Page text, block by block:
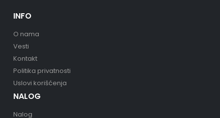
INFO
O nama
Vesti
Kontakt
Politika privatnosti
Uslovi korišćenja
NALOG
Nalog